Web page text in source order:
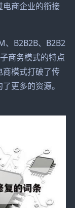
商企业的衔接
、B2B2B、B2B2
商务模式的特点
商模式打破了传
更多的资源。